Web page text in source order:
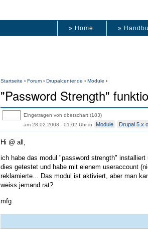
» Home »
Startseite › Forum › Drupalcenter.de › Module ›
"Password Strength"
Eingetragen von dbetschart (183)
am 28.02.2008 - 01:02 Uhr in Module Drupal 5.x
Hi @ all,
ich habe das modul "password strength"
dies getestet und habe mit eienem useraccount
reklamierte... Das modul ist aktiviert, aber man
weiss jemand rat?
mfg